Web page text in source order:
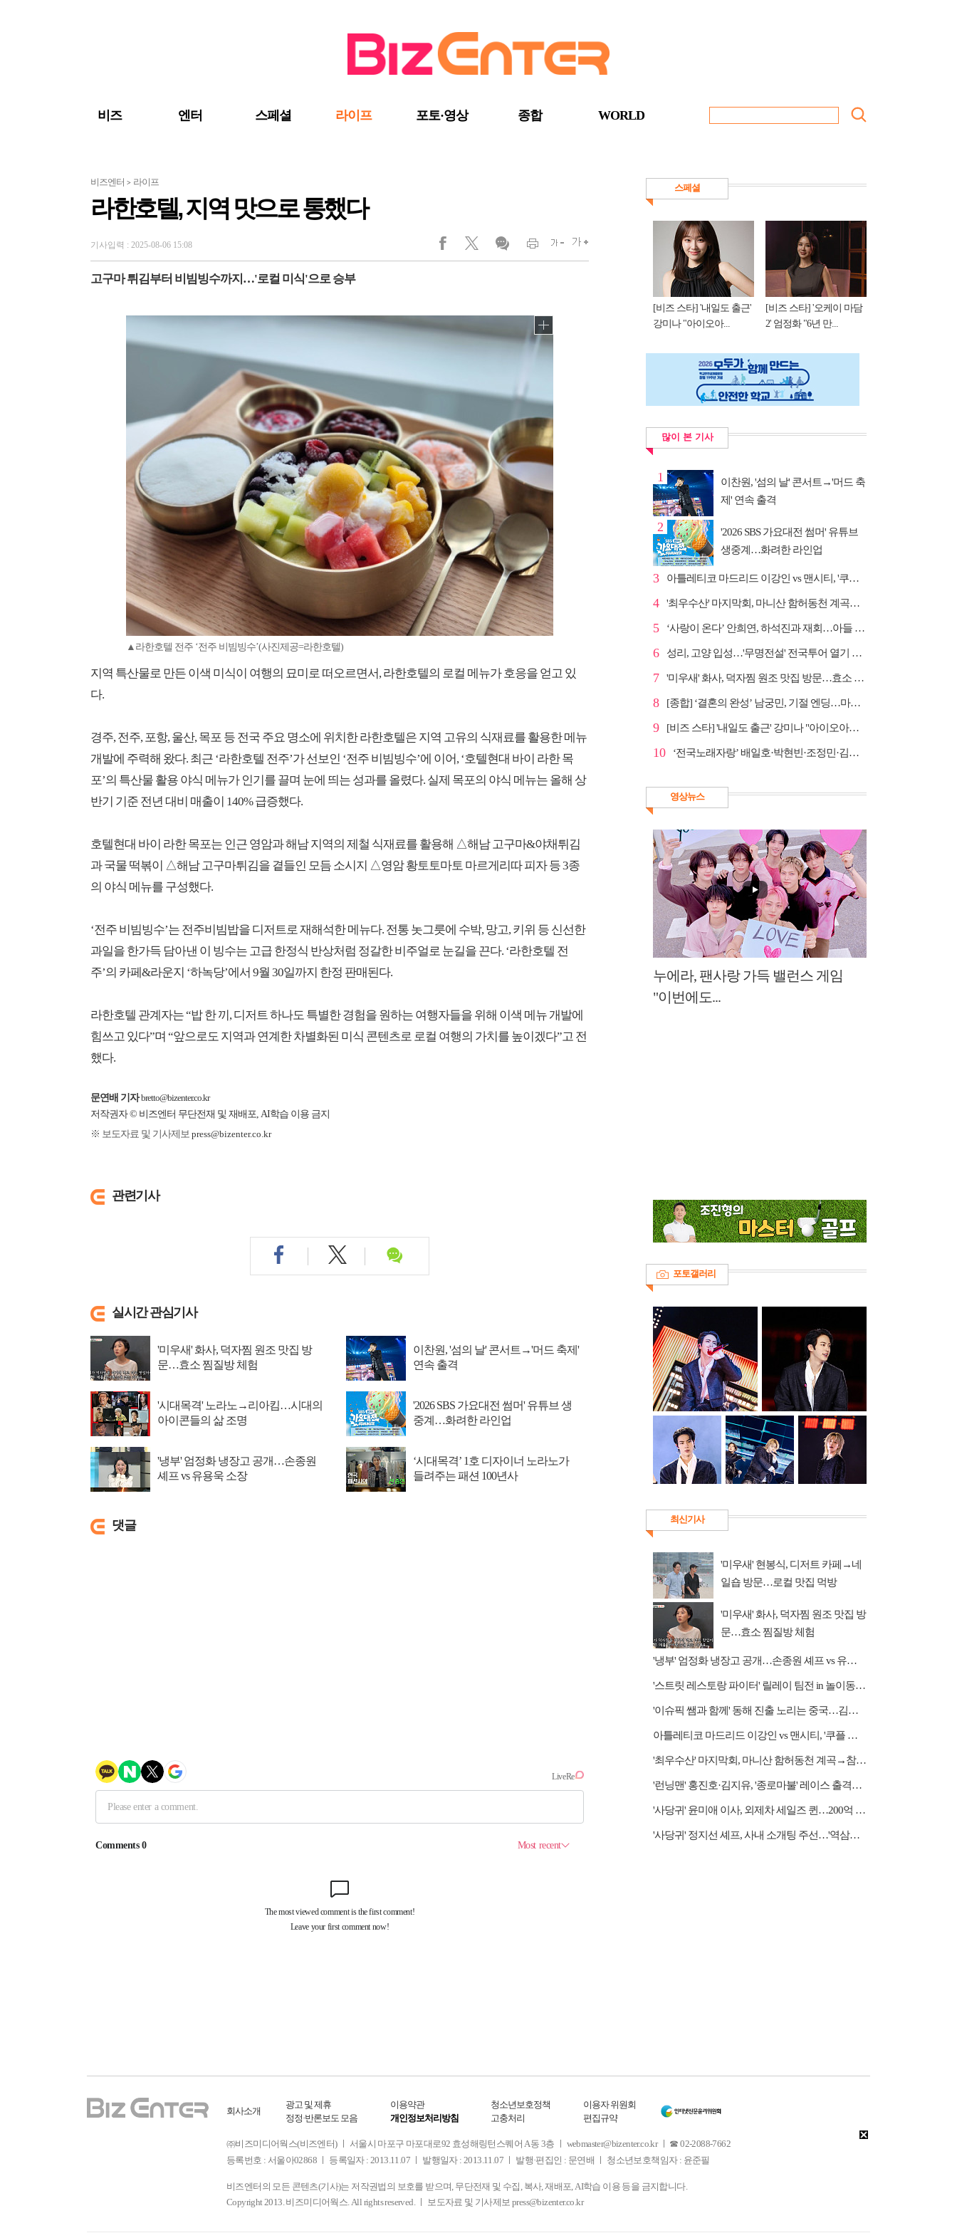
비즈 엔터 스페셜 라이프 포토·영상 종합 WORLD
비즈엔터 > 라이프
라한호텔, 지역 맛으로 통했다
기사입력 : 2025-08-06 15:08
고구마 튀김부터 비빔빙수까지…'로컬 미식'으로 승부
▲라한호텔 전주 ‘전주 비빔빙수’(사진제공=라한호텔)
지역 특산물로 만든 이색 미식이 여행의 묘미로 떠오르면서, 라한호텔의 로컬 메뉴가 호응을 얻고 있
다.
경주, 전주, 포항, 울산, 목포 등 전국 주요 명소에 위치한 라한호텔은 지역 고유의 식재료를 활용한 메뉴
개발에 주력해 왔다. 최근 ‘라한호텔 전주’가 선보인 ‘전주 비빔빙수’에 이어, ‘호텔현대 바이 라한 목
포’의 특산물 활용 야식 메뉴가 인기를 끌며 눈에 띄는 성과를 올렸다. 실제 목포의 야식 메뉴는 올해 상
반기 기준 전년 대비 매출이 140% 급증했다.
호텔현대 바이 라한 목포는 인근 영암과 해남 지역의 제철 식재료를 활용해 △해남 고구마&야채튀김
과 국물 떡볶이 △해남 고구마튀김을 곁들인 모듬 소시지 △영암 황토토마토 마르게리따 피자 등 3종
의 야식 메뉴를 구성했다.
‘전주 비빔빙수’는 전주비빔밥을 디저트로 재해석한 메뉴다. 전통 놋그릇에 수박, 망고, 키위 등 신선한
과일을 한가득 담아낸 이 빙수는 고급 한정식 반상처럼 정갈한 비주얼로 눈길을 끈다. ‘라한호텔 전
주’의 카페&라운지 ‘하녹당’에서 9월 30일까지 한정 판매된다.
라한호텔 관계자는 “밥 한 끼, 디저트 하나도 특별한 경험을 원하는 여행자들을 위해 이색 메뉴 개발에
힘쓰고 있다”며 “앞으로도 지역과 연계한 차별화된 미식 콘텐츠로 로컬 여행의 가치를 높이겠다”고 전
했다.
문연배 기자 bretto@bizenter.co.kr
저작권자 © 비즈엔터 무단전재 및 재배포, AI학습 이용 금지
※ 보도자료 및 기사제보 press@bizenter.co.kr
관련기사
실시간 관심기사
'미우새' 화사, 덕자찜 원조 맛집 방
문…효소 찜질방 체험
이찬원, '섬의 날' 콘서트→'머드 축제'
연속 출격
'시대목격' 노라노→리아킴…시대의
아이콘들의 삶 조명
'2026 SBS 가요대전 썸머' 유튜브 생
중계…화려한 라인업
'냉부' 엄정화 냉장고 공개…손종원
셰프 vs 유용욱 소장
‘시대목격’ 1호 디자이너 노라노가
들려주는 패션 100년사
댓글
스페셜
[비즈 스타] '내일도 출근'
강미나 "아이오아...
[비즈 스타] '오케이 마담
2' 엄정화 "6년 만...
많이 본 기사
1
이찬원, '섬의 날' 콘서트→'머드 축
제' 연속 출격
2
'2026 SBS 가요대전 썸머' 유튜브
생중계…화려한 라인업
3 아틀레티코 마드리드 이강인 vs 맨시티, '쿠플 시리즈'...
4 '최우수산' 마지막회, 마니산 함허동천 계곡→참성단 등반
5 ‘사랑이 온다’ 안희연, 하석진과 재회…아들 비밀 밝혀...
6 성리, 고양 입성…'무명전설' 전국투어 열기 지속
7 '미우새' 화사, 덕자찜 원조 맛집 방문…효소 찜질방 체험
8 [종합] ‘결혼의 완성’ 남궁민, 기절 엔딩…마지막회 예...
9 [비즈 스타] '내일도 출근' 강미나 "아이오아이 불화설...
10 ‘전국노래자랑’ 배일호·박현빈·조정민·김유라·미스김, ...
영상뉴스
누에라, 팬사랑 가득 밸런스 게임
"이번에도...
포토갤러리
최신기사
'미우새' 현봉식, 디저트 카페→네
일숍 방문…로컬 맛집 먹방
'미우새' 화사, 덕자찜 원조 맛집 방
문…효소 찜질방 체험
'냉부' 엄정화 냉장고 공개…손종원 셰프 vs 유용욱 소장
'스트릿 레스토랑 파이터' 릴레이 팀전 in 놀이동산 상권
'이슈픽 쌤과 함께' 동해 진출 노리는 중국…김흥규 교수 강연
아틀레티코 마드리드 이강인 vs 맨시티, '쿠플 시리즈' 중계 쿠팡플레이
'최우수산' 마지막회, 마니산 함허동천 계곡→참성단 등반
'런닝맨' 홍진호·김지유, '종로마불' 레이스 출격…레전드 예능감 자랑
'사당귀' 윤미애 이사, 외제차 세일즈 퀸…200억 자산가
'사당귀' 정지선 셰프, 사내 소개팅 주선…'역삼동 근육남' 등장에 후끈
회사소개
광고 및 제휴
정정·반론보도 모음
이용약관
개인정보처리방침
청소년보호정책
고충처리
이용자 위원회
편집규약
㈜비즈미디어웍스(비즈엔터) ㅣ 서울시 마포구 마포대로92 효성해링턴스퀘어 A동 3층 ㅣ webmaster@bizenter.co.kr ㅣ ☎ 02-2088-7662
등록번호 : 서울아02868 ㅣ 등록일자 : 2013.11.07 ㅣ 발행일자 : 2013.11.07 ㅣ 발행·편집인 : 문연배 ㅣ 청소년보호책임자 : 윤준필
비즈엔터의 모든 콘텐츠(기사)는 저작권법의 보호를 받으며, 무단전재 및 수집, 복사, 재배포, AI학습 이용 등을 금지합니다.
Copyright 2013. 비즈미디어웍스. All rights reserved. ㅣ 보도자료 및 기사제보 press@bizenter.co.kr